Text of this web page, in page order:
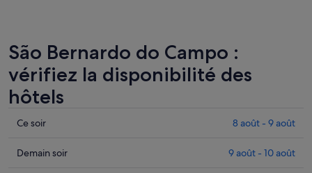
São Bernardo do Campo :
vérifiez la disponibilité des
hôtels
Consulter
prix
Ce soir 8 août - 9 août
Consulter
Demain soir 9 août - 10 août